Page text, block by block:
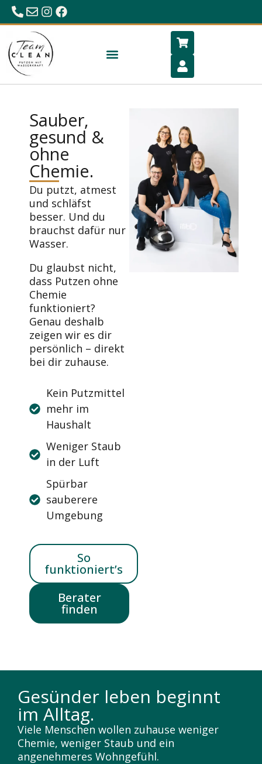
0680/23 86 984
office@hygiene-schlafen.com
Sauber,
gesund &
ohne
Chemie.
Du putzt, atmest
und schläfst
besser. Und du
brauchst dafür nur
Wasser.
Du glaubst nicht,
dass Putzen ohne
Chemie
funktioniert?
Genau deshalb
zeigen wir es dir
persönlich – direkt
bei dir zuhause.
Kein Putzmittel
mehr im
Haushalt
Weniger Staub
in der Luft
Spürbar
sauberere
Umgebung
So
funktioniert’s
Berater
finden
Gesünder leben beginnt
im Alltag.
Viele Menschen wollen zuhause weniger
Chemie, weniger Staub und ein
angenehmeres Wohngefühl.